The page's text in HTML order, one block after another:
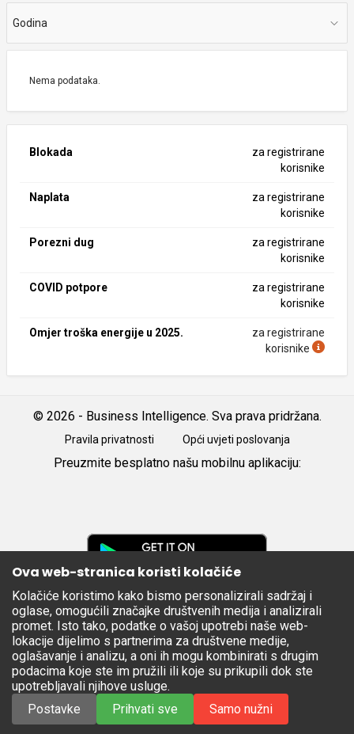
Godina
Nema podataka.
Blokada
za registrirane
korisnike
Naplata
za registrirane
korisnike
Porezni dug
za registrirane
korisnike
COVID potpore
za registrirane
korisnike
Omjer troška energije u 2025.
za registrirane
korisnike
© 2026 - Business Intelligence. Sva prava pridržana.
Pravila privatnosti Opći uvjeti poslovanja
Preuzmite besplatno našu mobilnu aplikaciju:
Apple
Store
Ova web-stranica koristi kolačiće
Kolačiće koristimo kako bismo personalizirali sadržaj i
oglase, omogućili značajke društvenih medija i analizirali
promet. Isto tako, podatke o vašoj upotrebi naše web-
lokacije dijelimo s partnerima za društvene medije,
oglašavanje i analizu, a oni ih mogu kombinirati s drugim
podacima koje ste im pružili ili koje su prikupili dok ste
upotrebljavali njihove usluge.
Postavke
Prihvati sve Samo nužni